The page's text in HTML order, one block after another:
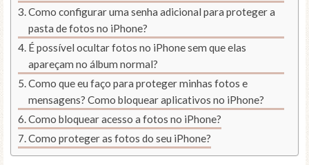
Como configurar uma senha adicional para proteger a
pasta de fotos no iPhone?
É possível ocultar fotos no iPhone sem que elas
apareçam no álbum normal?
Como que eu faço para proteger minhas fotos e
mensagens? Como bloquear aplicativos no iPhone?
Como bloquear acesso a fotos no iPhone?
Como proteger as fotos do seu iPhone?